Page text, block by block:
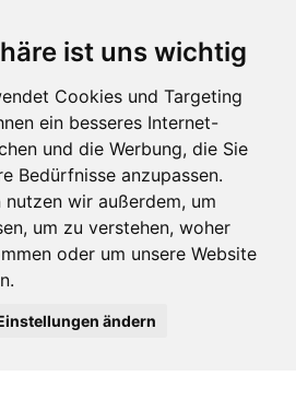
ist uns wichtig
Cookies und Targeting
ein besseres Internet-
und die Werbung, die Sie
Bedürfnisse anzupassen.
nutzen wir außerdem, um
um zu verstehen, woher
oder um unsere Website
ändern